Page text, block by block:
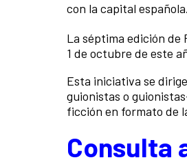
con la capital española.
La séptima edición de
1 de octubre de este
Esta iniciativa se
guionistas o
ficción en formato de
Consulta